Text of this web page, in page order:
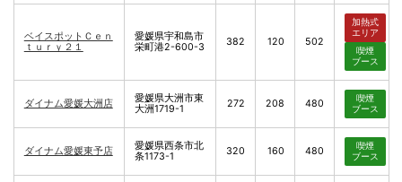
ベイスポットＣｅｎ
ｔｕｒｙ２１
愛媛県宇和島市
栄町港2-600-3
382 120 502
加熱式
エリア
喫煙
ブース
ダイナム愛媛大洲店
愛媛県大洲市東
大洲1719-1
272 208 480
喫煙
ブース
ダイナム愛媛東予店
愛媛県西条市北
条1173-1
320 160 480
喫煙
ブース